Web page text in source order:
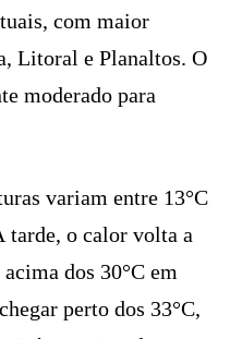
com maior
Litoral e Planaltos. O
moderado para
variam entre 13°C
tarde, o calor volta a
dos 30°C em
perto dos 33°C,